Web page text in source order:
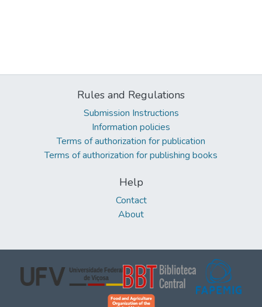
Rules and Regulations
Submission Instructions
Information policies
Terms of authorization for publication
Terms of authorization for publishing books
Help
Contact
About